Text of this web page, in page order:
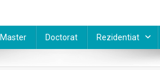
Master Doctorat Rezidentiat